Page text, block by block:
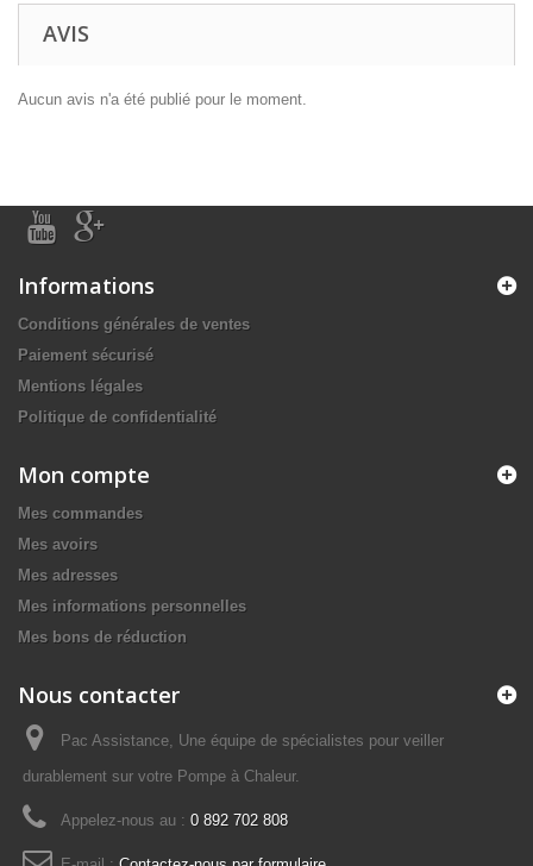
AVIS
Aucun avis n'a été publié pour le moment.
Informations
Conditions générales de ventes
Paiement sécurisé
Mentions légales
Politique de confidentialité
Mon compte
Mes commandes
Mes avoirs
Mes adresses
Mes informations personnelles
Mes bons de réduction
Nous contacter
Pac Assistance, Une équipe de spécialistes pour veiller
durablement sur votre Pompe à Chaleur.
Appelez-nous au : 0 892 702 808